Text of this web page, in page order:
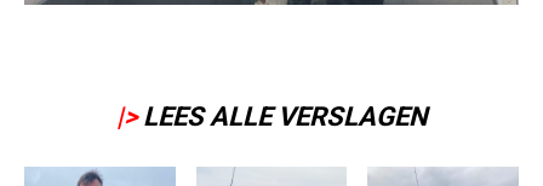
|> LEES ALLE VERSLAGEN